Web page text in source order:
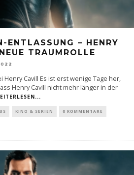
ENTLASSUNG – HENRY
TRAUMROLLE
Henry Cavill Es ist erst wenige Tage her,
Henry Cavill nicht mehr länger in der
KINO & SERIEN 0 KOMMENTARE